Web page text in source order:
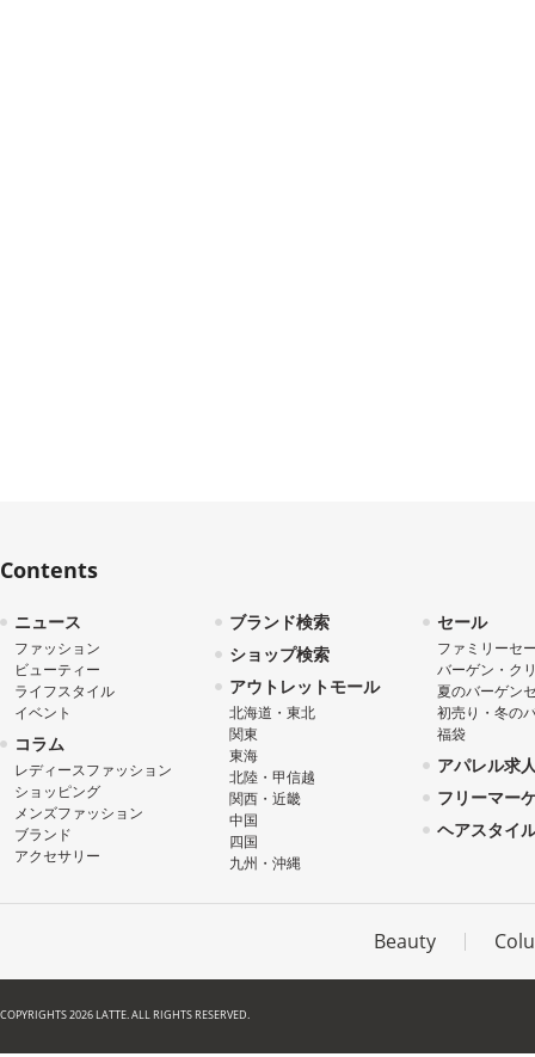
Contents
ニュース
ファッション
ビューティー
ライフスタイル
イベント
コラム
レディースファッション
ショッピング
メンズファッション
ブランド
アクセサリー
ブランド検索
ショップ検索
アウトレットモール
北海道・東北
関東
東海
北陸・甲信越
関西・近畿
中国
四国
九州・沖縄
セール
ファミリーセ
バーゲン・ク
夏のバーゲン
初売り・冬の
福袋
アパレル求
フリーマー
ヘアスタイ
Beauty
COPYRIGHTS 2026 LATTE. ALL RIGHTS RESERVED.